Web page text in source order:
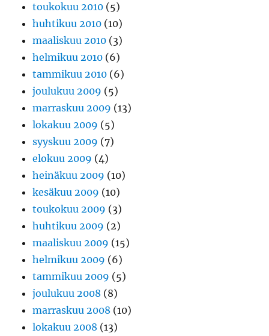
toukokuu 2010 (5)
huhtikuu 2010 (10)
maaliskuu 2010 (3)
helmikuu 2010 (6)
tammikuu 2010 (6)
joulukuu 2009 (5)
marraskuu 2009 (13)
lokakuu 2009 (5)
syyskuu 2009 (7)
elokuu 2009 (4)
heinäkuu 2009 (10)
kesäkuu 2009 (10)
toukokuu 2009 (3)
huhtikuu 2009 (2)
maaliskuu 2009 (15)
helmikuu 2009 (6)
tammikuu 2009 (5)
joulukuu 2008 (8)
marraskuu 2008 (10)
lokakuu 2008 (13)